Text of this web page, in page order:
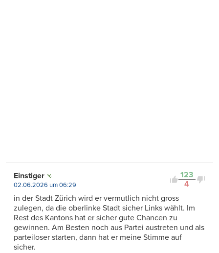
123
4
Einstiger
02.06.2026 um 06:29
in der Stadt Zürich wird er vermutlich nicht gross
zulegen, da die oberlinke Stadt sicher Links wählt. Im
Rest des Kantons hat er sicher gute Chancen zu
gewinnen. Am Besten noch aus Partei austreten und als
parteiloser starten, dann hat er meine Stimme auf
sicher.